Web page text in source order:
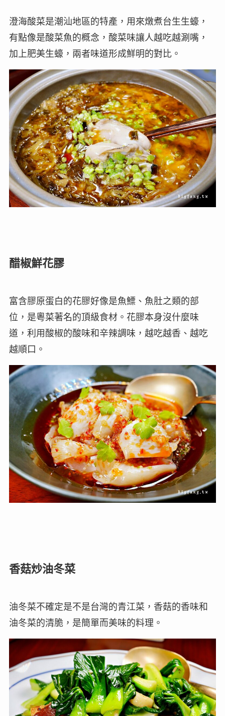
澄海酸菜是潮汕地區的特產，用來燉煮台生生蠔，
有點像是酸菜魚的概念，酸菜味讓人越吃越涮嘴，
加上肥美生蠔，兩者味道形成鮮明的對比。
醋椒鮮花膠
富含膠原蛋白的花膠好像是魚鰾、魚肚之類的部
位，是粵菜著名的頂級食材。花膠本身沒什麼味
道，利用酸椒的酸味和辛辣調味，越吃越香、越吃
越順口。
香菇炒油冬菜
油冬菜不確定是不是台灣的青江菜，香菇的香味和
油冬菜的清脆，是簡單而美味的料理。